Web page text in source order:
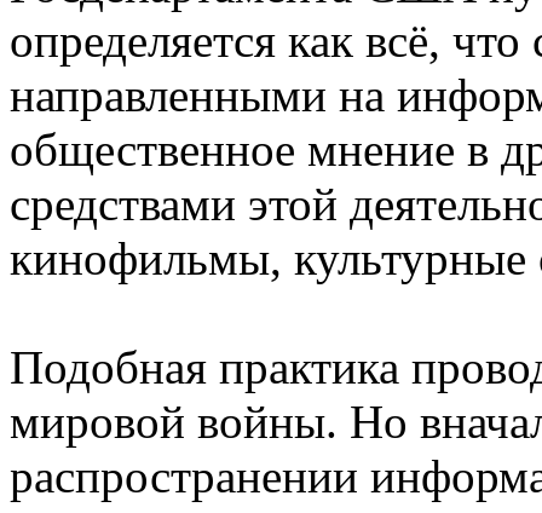
определяется как всё,
направленными на
общественное мнение в
средствами этой
кинофильмы, культурные
Подобная практика
мировой войны. Но
распространении